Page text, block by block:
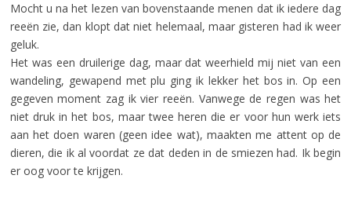
Mocht u na het lezen van bovenstaande menen dat ik iedere dag
reeën zie, dan klopt dat niet helemaal, maar gisteren had ik weer
geluk.
Het was een druilerige dag, maar dat weerhield mij niet van een
wandeling, gewapend met plu ging ik lekker het bos in. Op een
gegeven moment zag ik vier reeën. Vanwege de regen was het
niet druk in het bos, maar twee heren die er voor hun werk iets
aan het doen waren (geen idee wat), maakten me attent op de
dieren, die ik al voordat ze dat deden in de smiezen had. Ik begin
er oog voor te krijgen.